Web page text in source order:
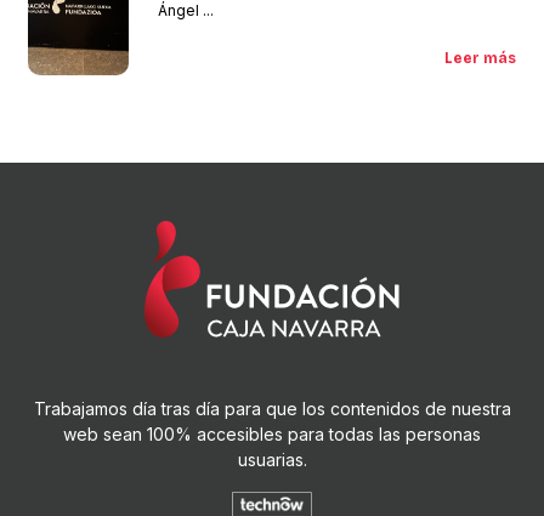
Ángel ...
Leer más
Trabajamos día tras día para que los contenidos de nuestra
web sean 100% accesibles para todas las personas
usuarias.